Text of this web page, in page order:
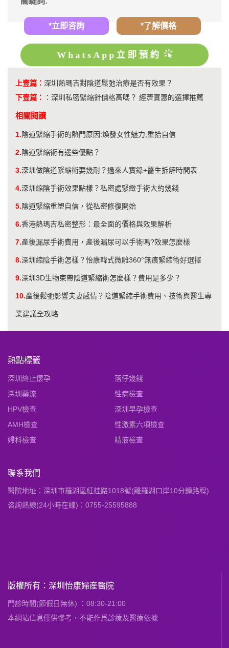
*立即咨詢 *了解價格
WhatsApp立即預約
上壹篇： ​深圳熱瑪吉對陰道鬆弛治療是否有效果？
下壹篇：
： 深圳私密緊縮針價格高嗎？ 經濟實惠的選擇推薦
相關閱讀
1.陰道緊縮手術的熱門原因:煥發女性魅力,重拾自信
2.陰道緊縮術有邊些優點？
3.深圳做陰道緊縮術要幾耐？過來人實錄+醫生拆解時間表
4.​深圳縮陰手術效果點樣？私密處緊緻手術大約幾錢
5.陰道緊縮重塑自信，從私密修復開始
6.香港熱瑪吉私密整形：最全面的價格與效果解析
7.產後漏尿手術費用，產後漏尿可以手術嗎?效果怎麼樣
8.深圳縮陰手術怎樣？怡康韓式微雕360°無痕緊縮術好選擇
9.深圳3D生物束帶陰道緊縮術怎麼樣？費用是多少？
10.產後鬆弛影響夫妻感情？陰道緊縮手術費用、技術與醫生專
業建議全攻略
熱點標籤
深圳終止懷孕
落仔幾錢
深圳藥流
性病檢查
HPV檢查
深圳早孕檢查
AMH檢查
性激素六項檢查
婦科檢查
精液檢查
聯系我們
醫院地址：深圳市羅湖區紅桂路1018號(離羅湖口岸10分鍾路程)
咨詢熱線(24小時在線)：0755-25595888
版權所有：深圳怡康婦産醫院
門診時間(節假日無休) ：08:30-21:00
本網站信息僅供慘考，不能作爲診療及醫療依據